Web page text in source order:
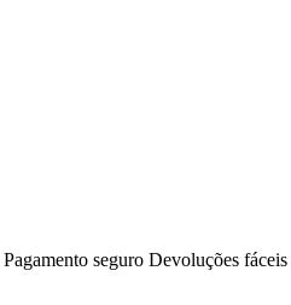
Pagamento seguro Devoluções fáceis